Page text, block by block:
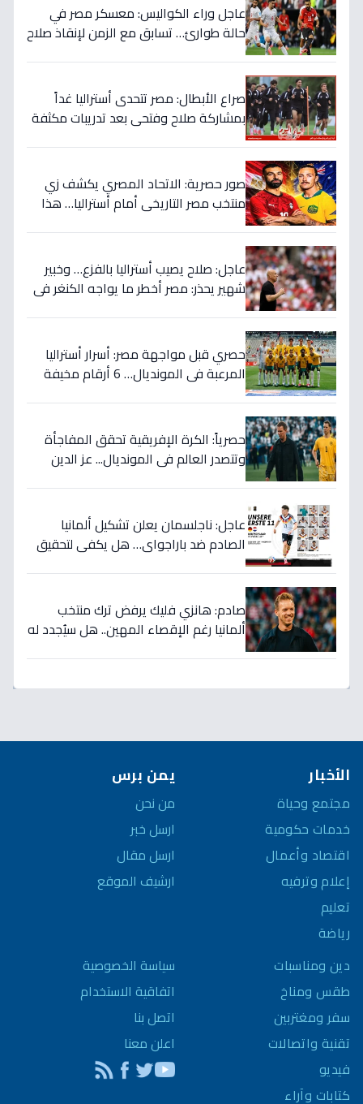
عاجل وراء الكواليس: معسكر مصر في
حالة طوارئ… تسابق مع الزمن لإنقاذ صلاح
صراع الأبطال: مصر تتحدى أستراليا غداً
بمشاركة صلاح وفتحي بعد تدريبات مكثفة
صور حصرية: الاتحاد المصري يكشف زي
منتخب مصر التاريخي أمام أستراليا… هذا
عاجل: صلاح يصيب أستراليا بالفزع… وخبير
شهير يحذر: مصر أخطر ما يواجه الكنغر في
حصري قبل مواجهة مصر: أسرار أستراليا
المرعبة في المونديال… 6 أرقام مخيفة
حصرياً: الكرة الإفريقية تحقق المفاجأة
وتتصدر العالم في المونديال... عز الدين
عاجل: ناجلسمان يعلن تشكيل ألمانيا
الصادم ضد باراجواي… هل يكفي لتحقيق
صادم: هانزي فليك يرفض ترك منتخب
ألمانيا رغم الإقصاء المهين.. هل سيُجدد له
الأخبار
مجتمع وحياة
خدمات حكومية
اقتصاد وأعمال
إعلام وترفيه
تعليم
رياضة
دين ومناسبات
طقس ومناخ
سفر ومغتربين
تقنية واتصالات
فيديو
كتابات وآراء
يمن برس
من نحن
ارسل خبر
ارسل مقال
ارشيف الموقع
سياسة الخصوصية
اتفاقية الاستخدام
اتصل بنا
اعلن معنا